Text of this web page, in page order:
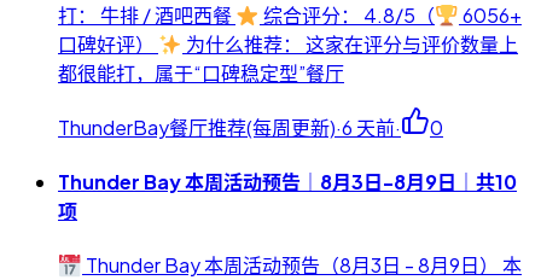
打： 牛排 / 酒吧西餐
综合评分： 4.8/5（
6056+
口碑好评）
为什么推荐： 这家在评分与评价数量上
都很能打，属于“口碑稳定型”餐厅
ThunderBay餐厅推荐(每周更新)·6 天前· 0
Thunder Bay 本周活动预告｜8月3日-8月9日｜共10
项
Thunder Bay 本周活动预告（8月3日 - 8月9日） 本